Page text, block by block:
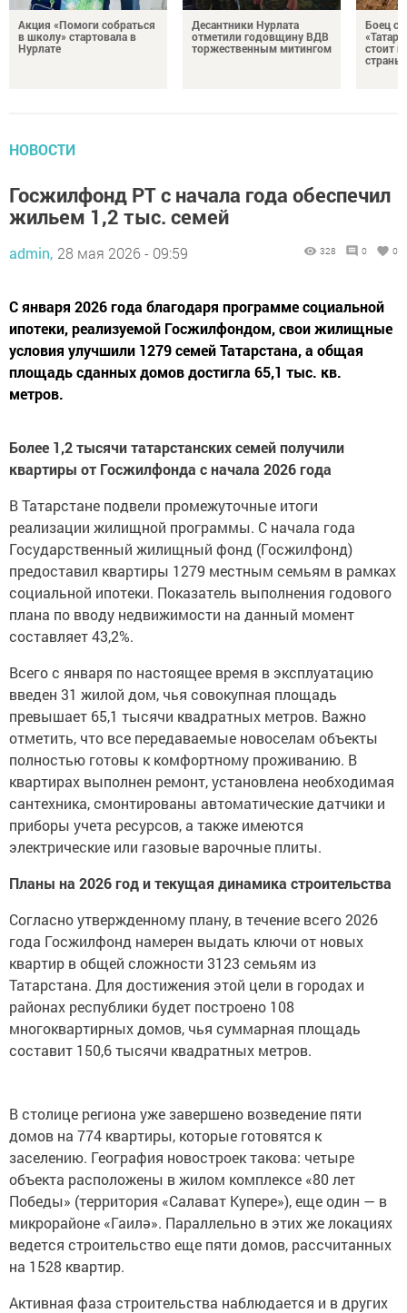
Акция «Помоги собраться
в школу» стартовала в
Нурлате
Десантники Нурлата
отметили годовщину ВДВ
торжественным митингом
Боец с
стоит
страны
НОВОСТИ
Госжилфонд РТ с начала года обеспечил
жильем 1,2 тыс. семей
admin, 28 мая 2026 - 09:59 328 0 0
С января 2026 года благодаря программе социальной
ипотеки, реализуемой Госжилфондом, свои жилищные
условия улучшили 1279 семей Татарстана, а общая
площадь сданных домов достигла 65,1 тыс. кв.
метров.
Более 1,2 тысячи татарстанских семей получили
квартиры от Госжилфонда с начала 2026 года
В Татарстане подвели промежуточные итоги
реализации жилищной программы. С начала года
Государственный жилищный фонд (Госжилфонд)
предоставил квартиры 1279 местным семьям в рамках
социальной ипотеки. Показатель выполнения годового
плана по вводу недвижимости на данный момент
составляет 43,2%.
Всего с января по настоящее время в эксплуатацию
введен 31 жилой дом, чья совокупная площадь
превышает 65,1 тысячи квадратных метров. Важно
отметить, что все передаваемые новоселам объекты
полностью готовы к комфортному проживанию. В
квартирах выполнен ремонт, установлена необходимая
сантехника, смонтированы автоматические датчики и
приборы учета ресурсов, а также имеются
электрические или газовые варочные плиты.
Планы на 2026 год и текущая динамика строительства
Согласно утвержденному плану, в течение всего 2026
года Госжилфонд намерен выдать ключи от новых
квартир в общей сложности 3123 семьям из
Татарстана. Для достижения этой цели в городах и
районах республики будет построено 108
многоквартирных домов, чья суммарная площадь
составит 150,6 тысячи квадратных метров.
В столице региона уже завершено возведение пяти
домов на 774 квартиры, которые готовятся к
заселению. География новостроек такова: четыре
объекта расположены в жилом комплексе «80 лет
Победы» (территория «Салават Купере»), еще один — в
микрорайоне «Гаилә». Параллельно в этих же локациях
ведется строительство еще пяти домов, рассчитанных
на 1528 квартир.
Активная фаза строительства наблюдается и в других